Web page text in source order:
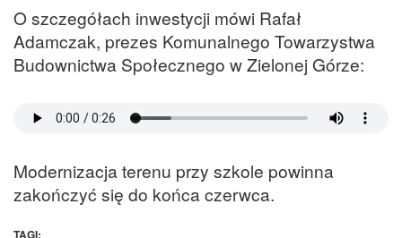
O szczegółach inwestycji mówi Rafał
Adamczak, prezes Komunalnego Towarzystwa
Budownictwa Społecznego w Zielonej Górze:
Modernizacja terenu przy szkole powinna
zakończyć się do końca czerwca.
TAGI: